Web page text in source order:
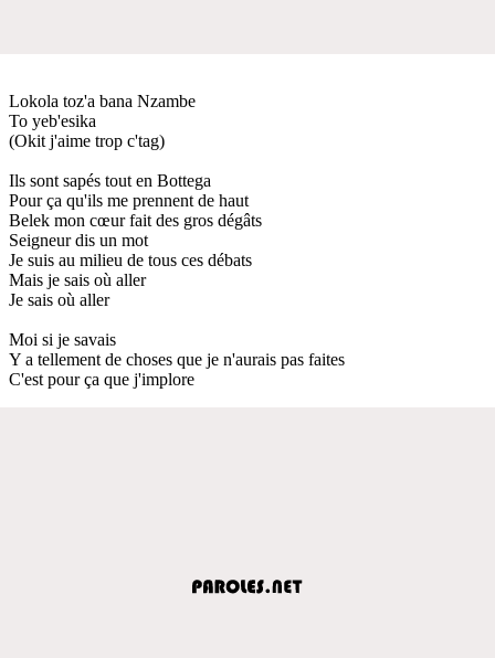
Lokola toz'a bana Nzambe
To yeb'esika
(Okit j'aime trop c'tag)
Ils sont sapés tout en Bottega
Pour ça qu'ils me prennent de haut
Belek mon cœur fait des gros dégâts
Seigneur dis un mot
Je suis au milieu de tous ces débats
Mais je sais où aller
Je sais où aller
Moi si je savais
Y a tellement de choses que je n'aurais pas faites
C'est pour ça que j'implore